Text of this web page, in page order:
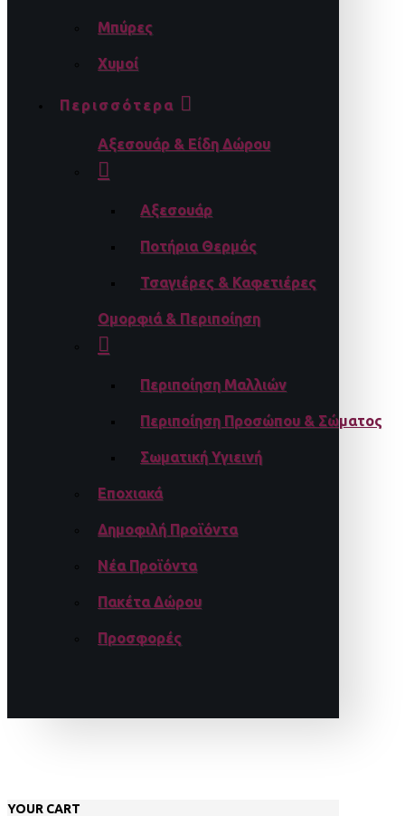
Μπύρες
Χυμοί
Περισσότερα
Αξεσουάρ & Είδη Δώρου
Αξεσουάρ
Ποτήρια Θερμός
Τσαγιέρες & Καφετιέρες
Ομορφιά & Περιποίηση
Περιποίηση Μαλλιών
Περιποίηση Προσώπου & Σώματος
Σωματική Υγιεινή
Εποχιακά
Δημοφιλή Προϊόντα
Νέα Προϊόντα
Πακέτα Δώρου
Προσφορές
YOUR CART